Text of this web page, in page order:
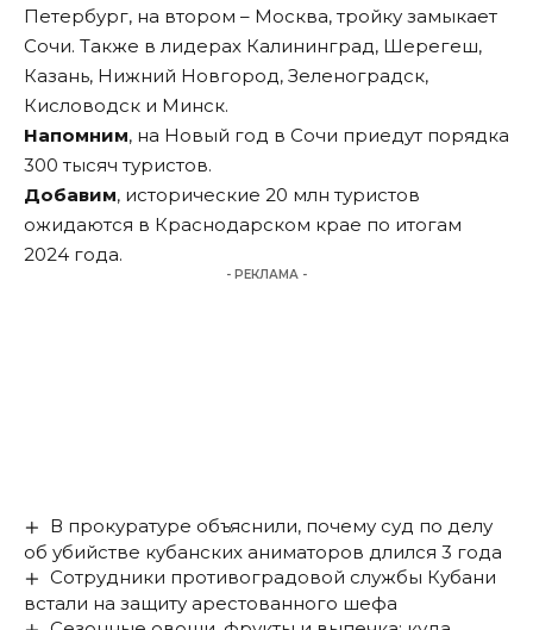
Петербург, на втором – Москва, тройку замыкает
Сочи. Также в лидерах Калининград, Шерегеш,
Казань, Нижний Новгород, Зеленоградск,
Кисловодск и Минск.
Напомним, на Новый год в Сочи приедут порядка
300 тысяч туристов.
Добавим, исторические 20 млн туристов
ожидаются в Краснодарском крае по итогам
2024 года.
- РЕКЛАМА -
В прокуратуре объяснили, почему суд по делу
об убийстве кубанских аниматоров длился 3 года
Сотрудники противоградовой службы Кубани
встали на защиту арестованного шефа